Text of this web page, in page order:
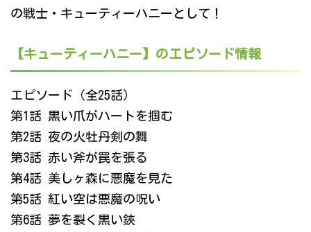
の戦士・キューティーハニーとして！
【キューティーハニー】のエピソード情報
エピソード（全25話）
第1話 黒い爪がハートを掴む
第2話 夜の火牡丹剣の舞
第3話 赤い斧が罠を張る
第4話 美しヶ森に悪魔を見た
第5話 紅い空は悪魔の呪い
第6話 夢を裂く黒い鋏